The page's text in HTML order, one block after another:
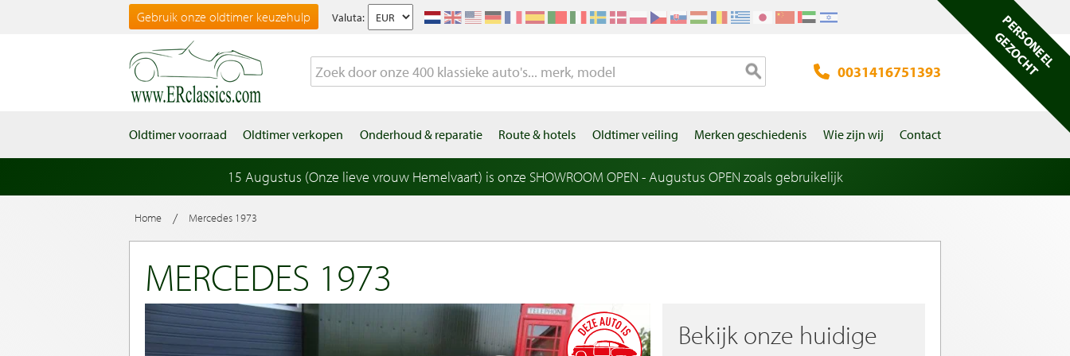
Gebruik onze oldtimer keuzehulp Valuta:
0031416751393
Oldtimer voorraad Oldtimer verkopen Onderhoud & reparatie Route & hotels Oldtimer veiling Merken geschiedenis Wie zijn wij Contact
15 Augustus (Onze lieve vrouw Hemelvaart) is onze SHOWROOM OPEN - Augustus OPEN zoals gebruikelijk
Home / Mercedes 1973
MERCEDES 1973
Bekijk onze huidige
PERSONEEL
GEZOCHT